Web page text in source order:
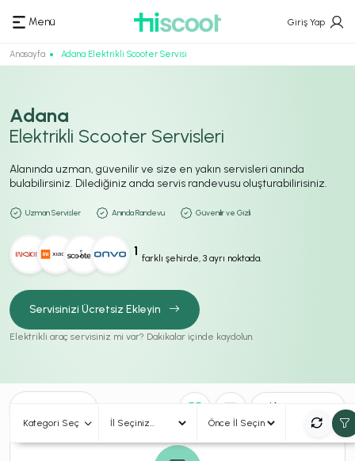
Menü Giriş Yap
Anasayfa Adana Elektrikli Scooter Servisi
Adana
Elektrikli Scooter Servisleri
Alanında uzman, güvenilir ve size en yakın servisleri anında
bulabilirsiniz. Dilediğiniz anda servis randevusu oluşturabilirisiniz.
Uzman Servisler Anında Randevu Güvenilir ve Gizli
1 farklı şehirde, 3 ayrı noktada.
Servisinizi Ücretsiz Ekleyin
Elektrikli araç servisiniz mi var? Dakikalar içinde kaydolun.
Kategori Seç